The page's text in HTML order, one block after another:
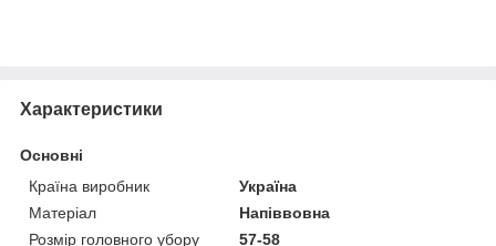
Характеристики
Основні
Країна виробник
Україна
Матеріал
Напіввовна
Розмір головного убору
57-58